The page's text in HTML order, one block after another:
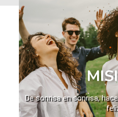
De sonrisa en sonrisa,